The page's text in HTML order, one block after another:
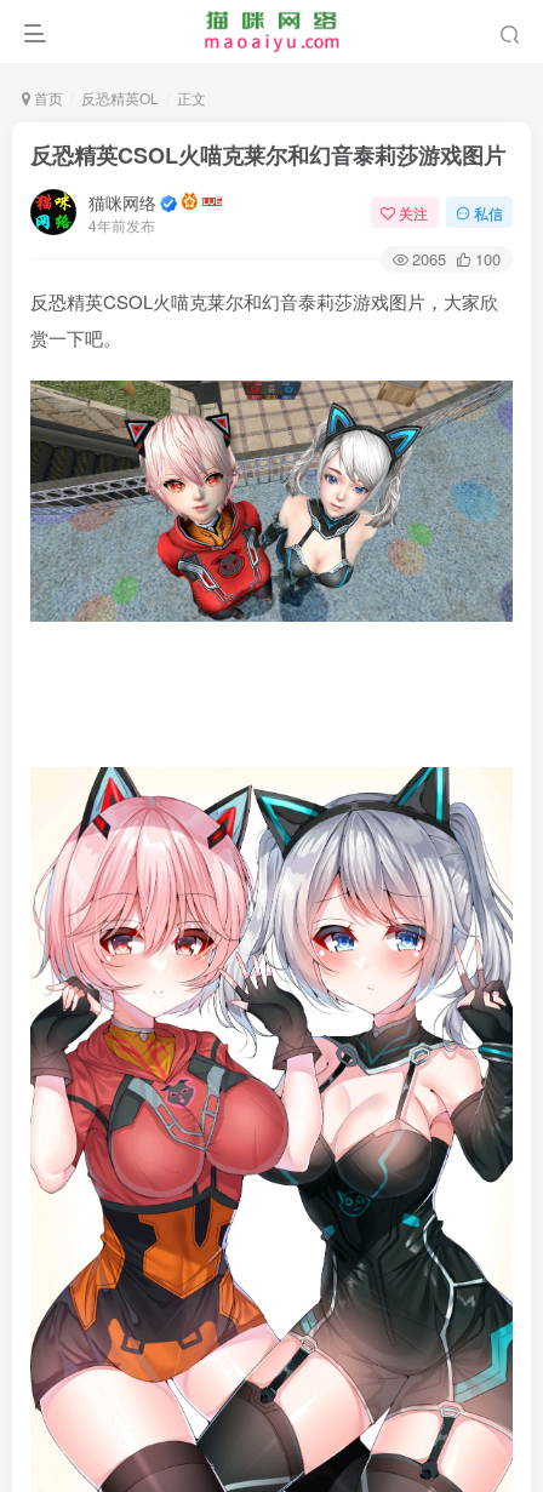
首页 反恐精英OL 正文
反恐精英CSOL火喵克莱尔和幻音泰莉莎游戏图片
猫咪网络
4年前发布
关注 私信
2065 100
反恐精英CSOL火喵克莱尔和幻音泰莉莎游戏图片 ， 大家欣
赏一下吧。